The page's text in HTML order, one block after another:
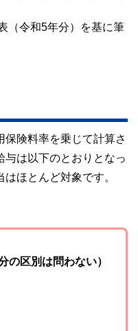
（令和5年分）を基に筆
保険料率を乗じて計算さ
与は以下のとおりとなっ
ほとんど対象です。
の区別は問わない）